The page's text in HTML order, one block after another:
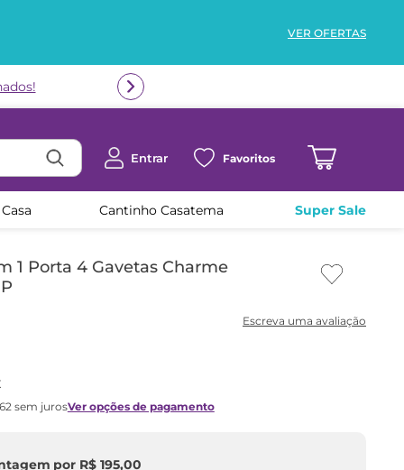
VER OFERTAS
Entrar Favoritos
Cantinho Casatema Super Sale
1 Porta 4 Gavetas Charme
62 sem jurosVer opções de pagamento
por R$ 195,00